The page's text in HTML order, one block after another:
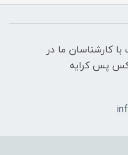
شنبه 9 صبح تا 9 شب با کارشناسان ما در
پس کرایه